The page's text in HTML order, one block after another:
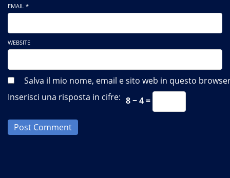
EMAIL *
WEBSITE
Salva il mio nome, email e sito web in questo
Inserisci una risposta in cifre: 8 − 4 =
Post Comment